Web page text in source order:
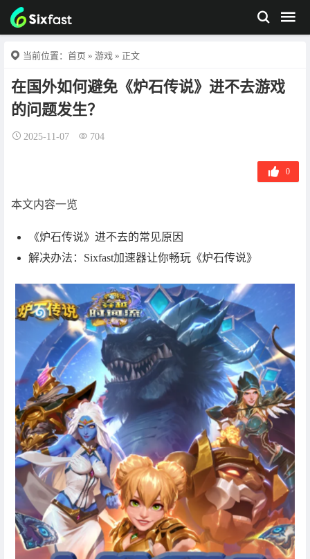
当前位置： 首页 » 游戏 » 正文
在国外如何避免《炉石传说》进不去游戏
的问题发生？
2025-11-07 704
0
本文内容一览
《炉石传说》进不去的常见原因
解决办法：Sixfast加速器让你畅玩《炉石传说》